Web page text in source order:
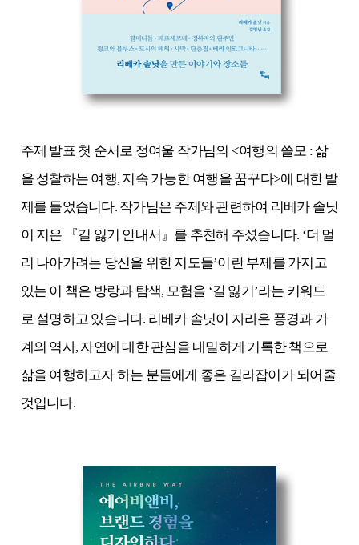
주제 발표 첫 순서로 정여울 작가님의 <여행의 쓸모 : 삶
을 성찰하는 여행, 지속 가능한 여행을 꿈꾸다>에 대한 발
제를 들었습니다. 작가님은 주제와 관련하여 리베카 솔닛
이 지은 『길 잃기 안내서』를 추천해 주셨습니다. ‘더 멀
리 나아가려는 당신을 위한 지도들’이란 부제를 가지고
있는 이 책은 방랑과 탐색, 모험을 ‘길 잃기’라는 키워드
로 설명하고 있습니다. 리베카 솔닛이 자라온 풍경과 가
계의 역사, 자연에 대한 관심을 내밀하게 기록한 책으로
삶을 여행하고자 하는 분들에게 좋은 길라잡이가 되어줄
것입니다.